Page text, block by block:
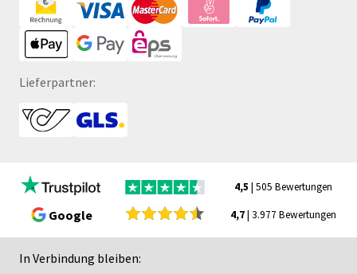
Lieferpartner:
4,5 | 505 Bewertungen
Google 4,7 | 3.977 Bewertungen
In Verbindung bleiben: